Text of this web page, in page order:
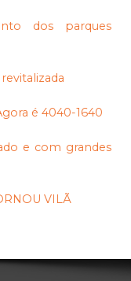
dos parques
é 4040-1640
e com grandes
VILÃ